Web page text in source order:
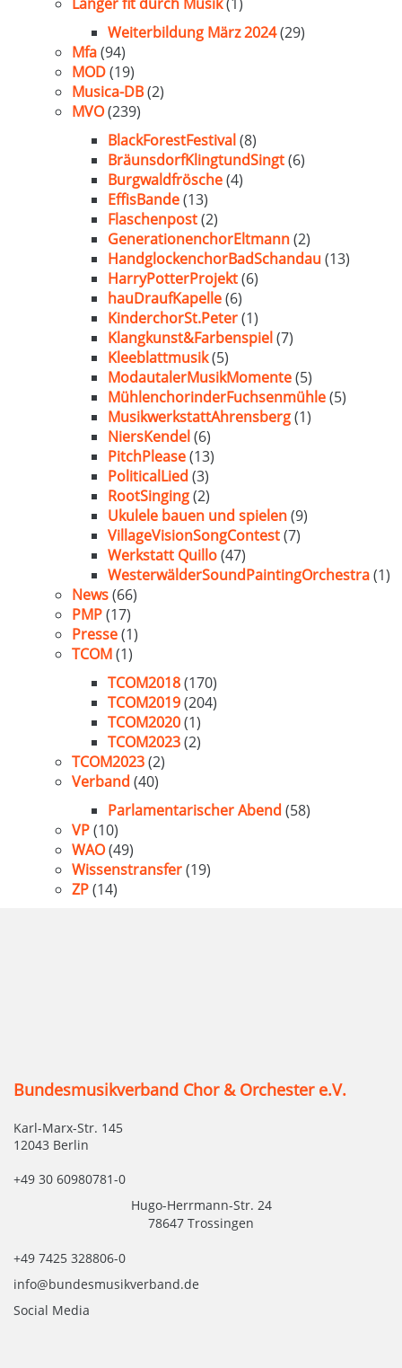
Weiterbildung März 2024(29)
Mfa(94)
MOD(19)
Musica-DB(2)
MVO(239)
BlackForestFestival(8)
BräunsdorfKlingtundSingt(6)
Burgwaldfrösche(4)
EffisBande(13)
Flaschenpost(2)
GenerationenchorEltmann(2)
HandglockenchorBadSchandau(13)
HarryPotterProjekt(6)
hauDraufKapelle(6)
KinderchorSt.Peter(1)
Klangkunst&Farbenspiel(7)
Kleeblattmusik(5)
ModautalerMusikMomente(5)
MühlenchorinderFuchsenmühle(5)
MusikwerkstattAhrensberg(1)
NiersKendel(6)
PitchPlease(13)
PoliticalLied (3)
RootSinging(2)
Ukulele bauen und spielen(9)
VillageVisionSongContest(7)
Werkstatt Quillo(47)
WesterwälderSoundPaintingOrchestra(1)
News(66)
PMP(17)
Presse(1)
TCOM(1)
TCOM2018(170)
TCOM2019(204)
TCOM2020(1)
TCOM2023(2)
TCOM2023(2)
Verband (40)
Parlamentarischer Abend (58)
VP(10)
WAO(49)
Wissenstransfer(19)
ZP(14)
Bundesmusikverband Chor & Orchester e.V.
Karl-Marx-Str. 145
12043 Berlin
+49 30 60980781-0
Hugo-Herrmann-Str. 24
78647 Trossingen
+49 7425 328806-0
info@bundesmusikverband.de
Social Media